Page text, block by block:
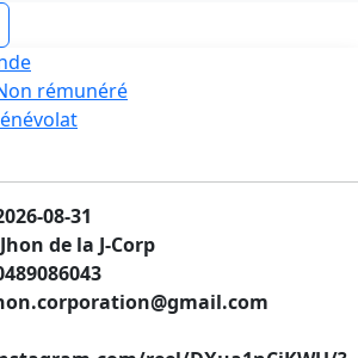
rémunéré
08-31
Jhon de la J-Corp